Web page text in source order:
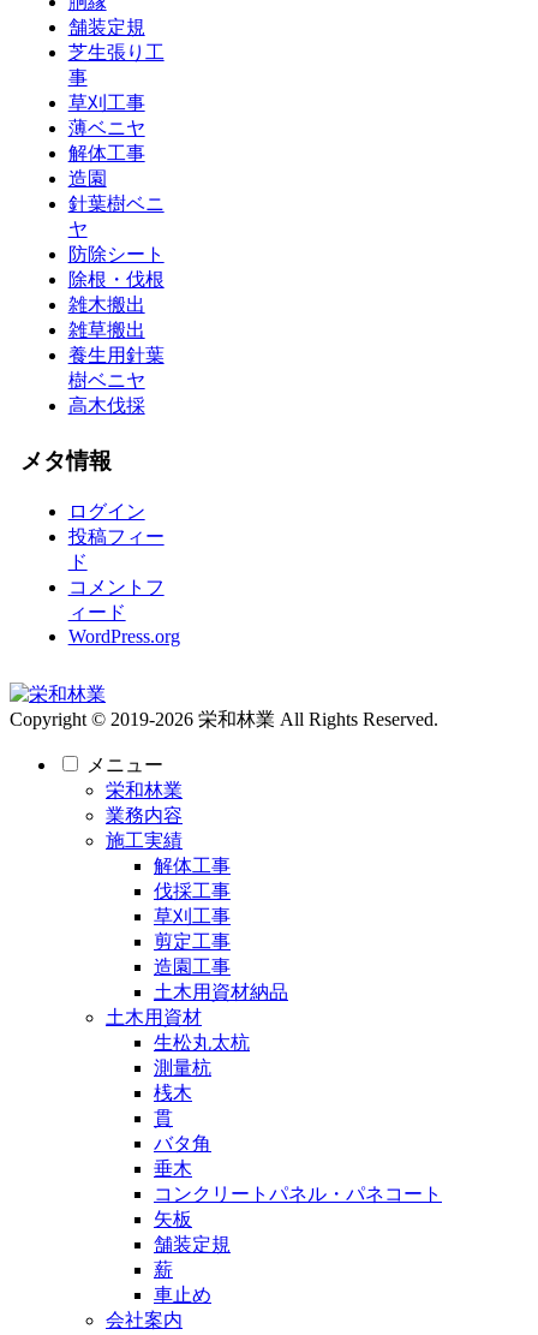
舗装定規
芝生張り工
事
草刈工事
薄ベニヤ
解体工事
造園
針葉樹ベニ
ヤ
防除シート
除根・伐根
雑木搬出
雑草搬出
養生用針葉
樹ベニヤ
高木伐採
メタ情報
ログイン
投稿フィー
ド
コメントフ
ィード
WordPress.org
Copyright © 2019-2026 栄和林業 All Rights Reserved.
メニュー
栄和林業
業務内容
施工実績
解体工事
伐採工事
草刈工事
剪定工事
造園工事
土木用資材納品
土木用資材
生松丸太杭
測量杭
桟木
貫
バタ角
垂木
コンクリートパネル・パネコート
矢板
舗装定規
薪
車止め
会社案内